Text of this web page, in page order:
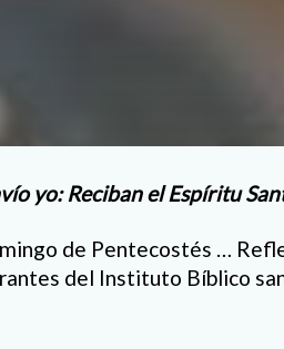
yo: Reciban el Espíritu
de Pentecostés …
del Instituto Bíblico